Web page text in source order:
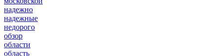
надежно
надежные
недорого
обзор
области
область